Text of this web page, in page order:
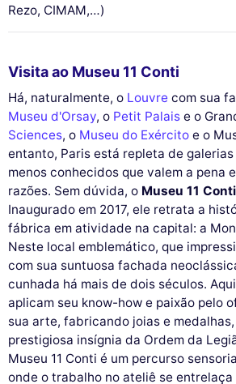
Rezo, CIMAM,…)
Visita ao Museu 11 Conti
Há, naturalmente, o Louvre com sua
Museu d'Orsay, o Petit Palais e o
Sciences, o Museu do Exército e o
entanto, Paris está repleta de
menos conhecidos que valem a pena
razões. Sem dúvida, o Museu 11 Conti
Inaugurado em 2017, ele retrata a
fábrica em atividade na capital: a
Neste local emblemático, que
com sua suntuosa fachada
cunhada há mais de dois séculos.
aplicam seu know-how e paixão pelo
sua arte, fabricando joias e
prestigiosa insígnia da Ordem da
Museu 11 Conti é um percurso
onde o trabalho no ateliê se entrelaça